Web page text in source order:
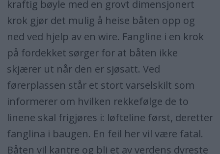
kraftig bøyle med en grovt dimensjonert
krok gjør det mulig å heise båten opp og
ned ved hjelp av en wire. Fangline i en krok
på fordekket sørger for at båten ikke
skjærer ut når den er sjøsatt. Ved
førerplassen står et stort varselskilt som
informerer om hvilken rekkefølge de to
linene skal frigjøres i: løfteline først, deretter
fanglina i baugen. En feil her vil være fatal.
Båten vil kantre og bli et av verdens dyreste